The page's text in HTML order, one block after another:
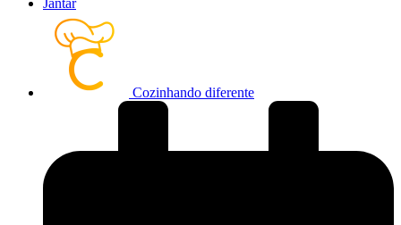
Jantar
Cozinhando diferente